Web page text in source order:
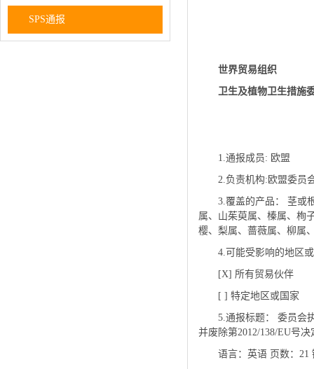
SPS通报
世界贸易组织
卫生及植物卫生措施
1.通报成员: 欧盟
2.负责机构:欧盟委员
3.覆盖的产品： 茎或
属、山茱萸属、榛属、栒
樱、梨属、蔷薇属、柳属
4.可能受影响的地区
[X] 所有贸易伙伴
[ ] 特定地区或国家
5.通报标题： 委员会
并废除第2012/138/EU号决
语言：英语 页数：21